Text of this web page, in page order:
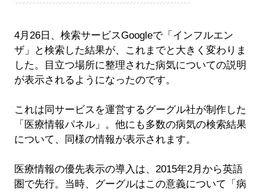
4月26日、検索サービスGoogleで「インフルエン
ザ」と検索した結果が、これまでと大きく変わりま
した。目立つ場所に整理された病気についての説明
が表示されるようになったのです。
これは同サービスを運営するグーグル社が制作した
「医療情報パネル」。他にも多数の病気の検索結果
について、同様の情報が表示されます。
医療情報の優先表示の導入は、2015年2月から英語
圏で先行。当時、グーグルはこの意義について「病